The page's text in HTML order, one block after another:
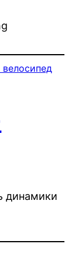
динамики